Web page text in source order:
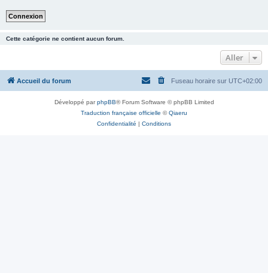
Cette catégorie ne contient aucun forum.
Aller
Accueil du forum Fuseau horaire sur UTC+02:00
Développé parphpBB® Forum Software © phpBB Limited
Traduction française officielle ©Qiaeru
Confidentialité | Conditions